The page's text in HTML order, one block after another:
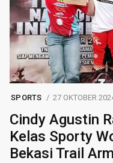
SPORTS 27 OKTOBER
Cindy Agustin
Kelas Sporty
Bekasi Trail